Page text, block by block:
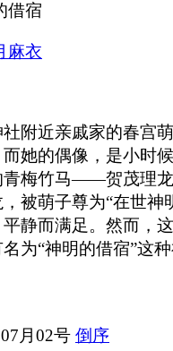
借宿
麻衣
附近亲戚家的春宫
她的偶像，是小时
青梅竹马——贺茂理
被萌子尊为“在世神
静而满足。然而，
为“神明的借宿”这
07月02号 倒序